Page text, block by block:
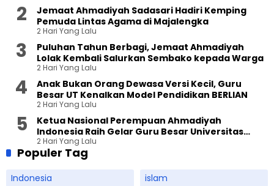
Jemaat Ahmadiyah Sadasari Hadiri Kemping
Pemuda Lintas Agama di Majalengka
2 Hari Yang Lalu
Puluhan Tahun Berbagi, Jemaat Ahmadiyah
Lolak Kembali Salurkan Sembako kepada Warga
2 Hari Yang Lalu
Anak Bukan Orang Dewasa Versi Kecil, Guru
Besar UT Kenalkan Model Pendidikan BERLIAN
2 Hari Yang Lalu
Ketua Nasional Perempuan Ahmadiyah
Indonesia Raih Gelar Guru Besar Universitas
Terbuka
2 Hari Yang Lalu
Populer Tag
Indonesia
islam